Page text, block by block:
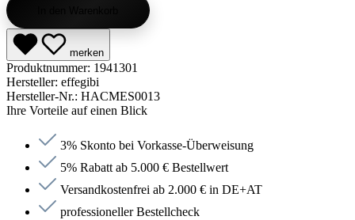
merken
Produktnummer: 1941301
Hersteller: effegibi
Hersteller-Nr.: HACMES0013
Ihre Vorteile auf einen Blick
3% Skonto bei Vorkasse-Überweisung
5% Rabatt ab 5.000 € Bestellwert
Versandkostenfrei ab 2.000 € in DE+AT
professioneller Bestellcheck